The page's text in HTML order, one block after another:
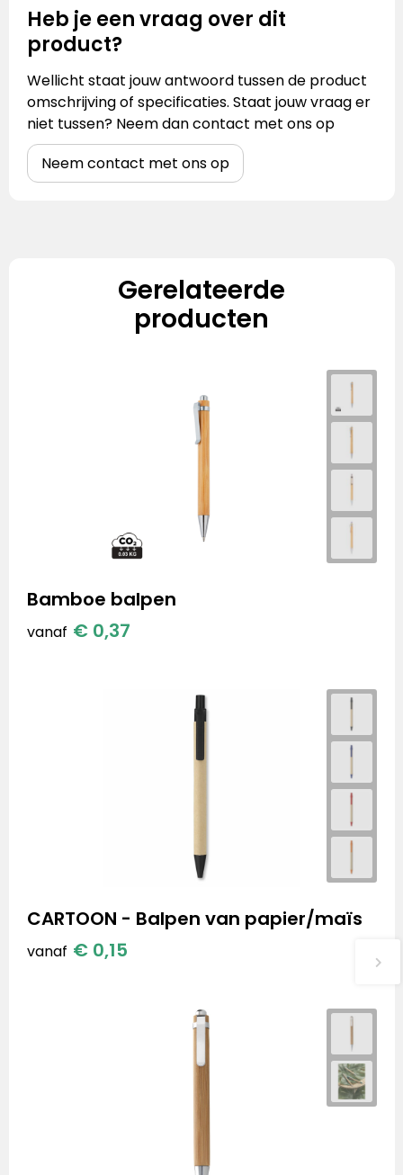
Heb je een vraag over dit
product?
Wellicht staat jouw antwoord tussen de product
omschrijving of specificaties. Staat jouw vraag er
niet tussen? Neem dan contact met ons op
Neem contact met ons op
Gerelateerde
producten
Bamboe balpen
vanaf € 0,37
CARTOON - Balpen van papier/maïs
vanaf € 0,15